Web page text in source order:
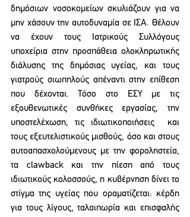
δημόσιων νοσοκομείων σκυλιάζουν για να
μην χάσουν την αυτοδυναμία σε ΙΣΑ. Θέλουν
να έχουν τους Ιατρικούς Συλλόγους
υποχείρια στην προσπάθεια ολοκληρωτικής
διάλυσης της δημόσιας υγείας, και τους
γιατρούς σιωπηλούς απέναντι στην επίθεση
που δέχονται. Τόσο στο ΕΣΥ με τις
εξουθενωτικές συνθήκες εργασίας, την
υποστελέχωση, τις ιδιωτικοποιήσεις  και
τους εξευτελιστικούς μισθούς, όσο και στους
αυτοαπασχολούμενους με την φοροληστεία,
τα clawback και την πίεση από τους
ιδιωτικούς κολοσσούς, η κυβέρνηση δίνει το
στίγμα της υγείας που οραματίζεται: κέρδη
για τους λίγους, ταλαιπωρία και επισφαλής